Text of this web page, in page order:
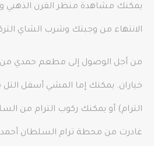
يمكنك مشاهدة منظر القرن الذهبي
الانتهاء من وجبتك وشرب الشاي
من أجل الوصول إلى مطعم حمدي من
خياران. يمكنك إما المشي أسفل التل
الترام) أو يمكنك ركوب الترام من
غادرت من محطة ترام السلطان